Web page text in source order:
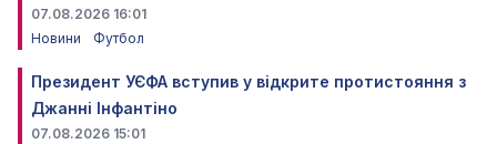
07.08.2026 16:01
Новини
Футбол
Президент УЄФА вступив у відкрите протистояння з
Джанні Інфантіно
07.08.2026 15:01